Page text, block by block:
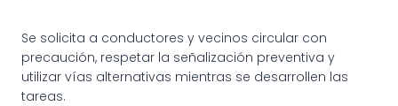
Se solicita a conductores y vecinos circular con
precaución, respetar la señalización preventiva y
utilizar vías alternativas mientras se desarrollen las
tareas.